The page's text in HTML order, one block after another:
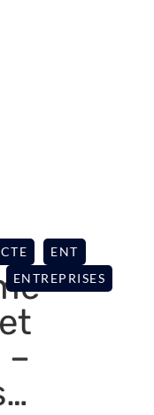
ENT
ENTREPRISES
–
–